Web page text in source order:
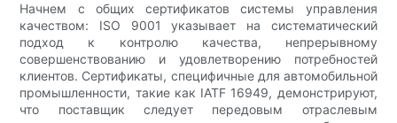
Начнем с общих сертификатов системы управления
качеством: ISO 9001 указывает на систематический
подход к контролю качества, непрерывному
совершенствованию и удовлетворению потребностей
клиентов. Сертификаты, специфичные для автомобильной
промышленности, такие как IATF 16949, демонстрируют,
что поставщик следует передовым отраслевым